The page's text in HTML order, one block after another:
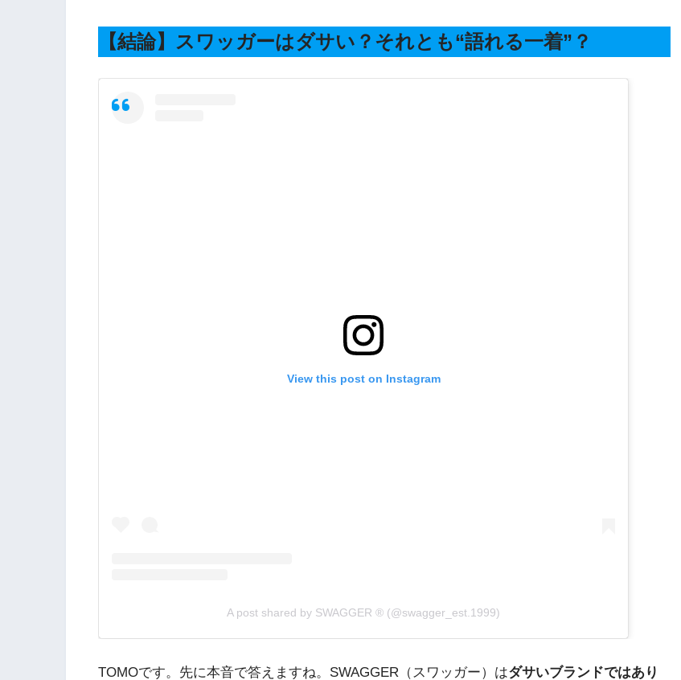
【結論】スワッガーはダサい？それとも“語れる一着”？
View this post on Instagram
A post shared by SWAGGER ® (@swagger_est.1999)
TOMOです。先に本音で答えますね。SWAGGER（スワッガー）はダサいブランドではあり